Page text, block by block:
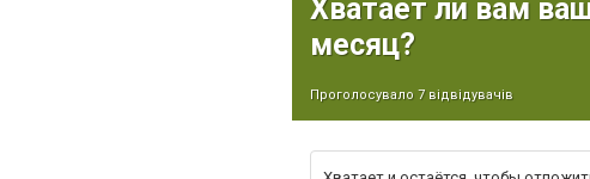
Хватает ли вам
месяц?
Проголосувало 7 відвідувачів